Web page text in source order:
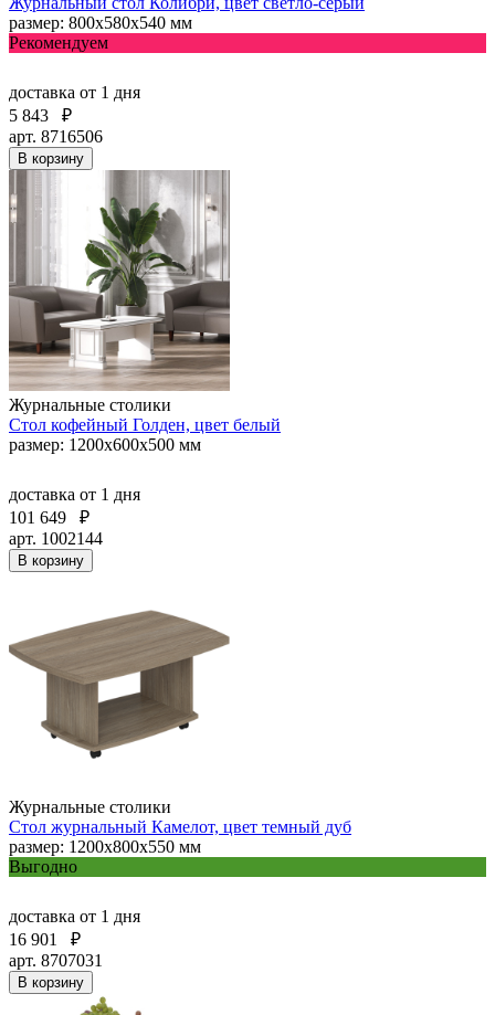
размер: 800x580x540 мм
Рекомендуем
доставка от 1 дня
5 843
₽
арт. 8716506
В корзину
Журнальные столики
Стол кофейный Голден, цвет белый
размер: 1200x600x500 мм
доставка от 1 дня
101 649
₽
арт. 1002144
В корзину
Журнальные столики
Стол журнальный Камелот, цвет темный дуб
размер: 1200х800х550 мм
Выгодно
доставка от 1 дня
16 901
₽
арт. 8707031
В корзину